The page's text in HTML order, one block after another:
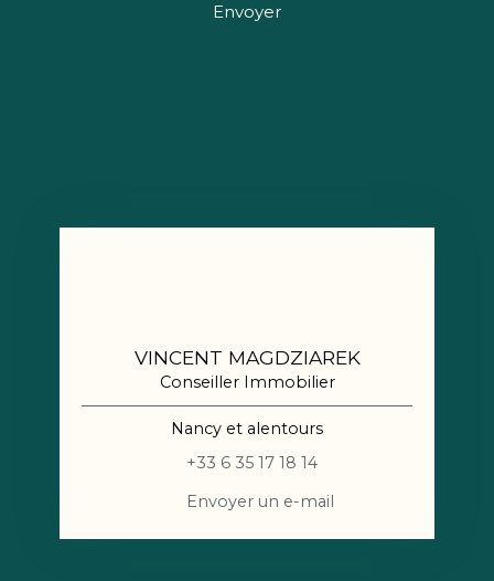
Envoyer
VINCENT MAGDZIAREK
Conseiller Immobilier
Nancy et alentours
+33 6 35 17 18 14
Envoyer un e-mail